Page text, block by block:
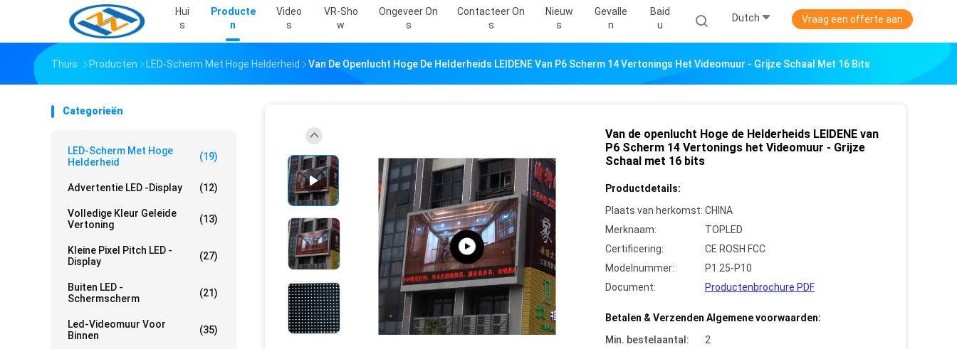
Hui
S
Producte
N
Video
S
VR-Sho
W
Ongeveer On
S
Contacteer On
S
Nieuw
S
Gevalle
N
Baid
U
Dutch Vraag een offerte aan
Thuis Producten LED-Scherm Met Hoge Helderheid Van De Openlucht Hoge De Helderheids LEIDENE Van P6 Scherm 14 Vertonings Het Videomuur - Grijze Schaal Met 16 Bits
Categorieën
LED-Scherm Met Hoge
Helderheid
(19)
Advertentie LED -display (12)
Volledige Kleur Geleide
Vertoning
(13)
Kleine Pixel Pitch LED -
Display
(27)
Buiten LED -
Schermscherm
(21)
Led-Videomuur Voor
Binnen
(35)
Van de openlucht Hoge de Helderheids LEIDENE van
P6 Scherm 14 Vertonings het Videomuur - Grijze
Schaal met 16 bits
Productdetails:
Plaats van herkomst: CHINA
Merknaam:
TOPLED
Certificering:
CE ROSH FCC
Modelnummer:
P1.25-P10
Document:
Productenbrochure PDF
Betalen & Verzenden Algemene voorwaarden:
Min. bestelaantal:
2